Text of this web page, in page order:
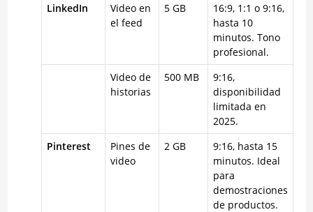
LinkedIn
Video en
el feed
5 GB
16:9, 1:1 o 9:16,
hasta 10
minutos. Tono
profesional.
Video de
historias
500 MB
9:16,
disponibilidad
limitada en
2025.
Pinterest
Pines de
video
2 GB
9:16, hasta 15
minutos. Ideal
para
demostraciones
de productos.